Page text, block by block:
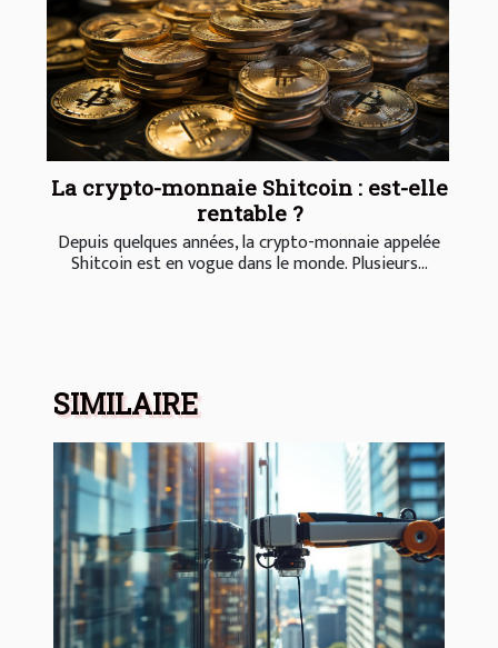
La crypto-monnaie Shitcoin : est-elle
rentable ?
Depuis quelques années, la crypto-monnaie appelée
Shitcoin est en vogue dans le monde. Plusieurs...
SIMILAIRE